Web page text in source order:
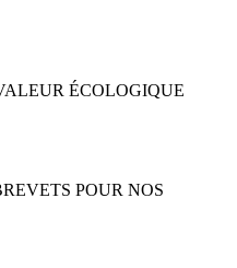
ÉCOLOGIQUE
POUR NOS